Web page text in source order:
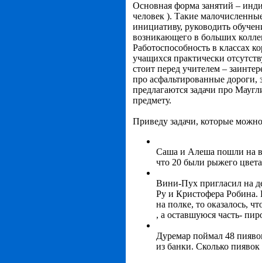
Основная форма занятий –
человек ). Такие
инициативу, руководить
возникающего в больших
Работоспособность в классах
учащихся практически
стоит перед учителем –
про асфальтированные
предлагаются задачи про
предмету.
Приведу задачи, которые
Саша и Алеша пошли на
что 20 были рыжего
Вини-Пух пригласил на
Ру и Кристофера Робина.
на полке, то оказалось,
, а оставшуюся часть-
Дуремар поймал 48
из банки. Сколько